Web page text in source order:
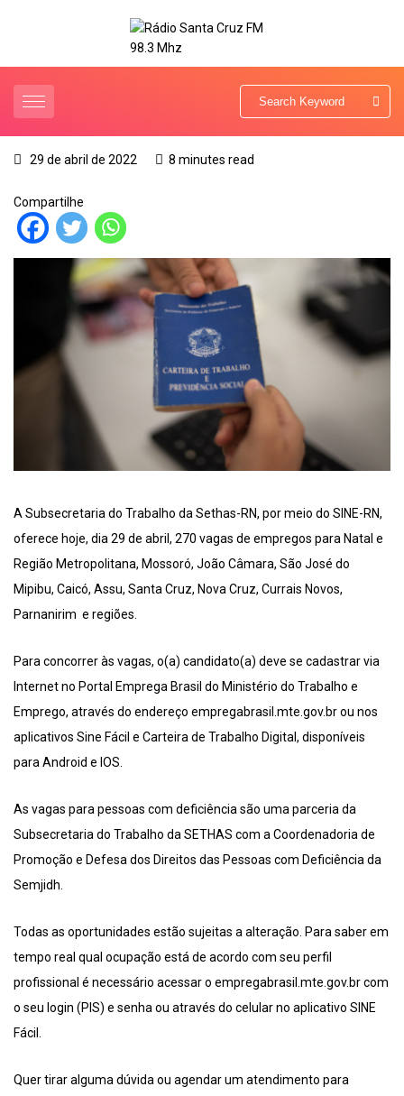
29 de abril de 2022 8 minutes read
Compartilhe
A Subsecretaria do Trabalho da Sethas-RN, por meio do SINE-RN,
oferece hoje, dia 29 de abril, 270 vagas de empregos para Natal e
Região Metropolitana, Mossoró, João Câmara, São José do
Mipibu, Caicó, Assu, Santa Cruz, Nova Cruz, Currais Novos,
Parnanirim e regiões.
Para concorrer às vagas, o(a) candidato(a) deve se cadastrar via
Internet no Portal Emprega Brasil do Ministério do Trabalho e
Emprego, através do endereço empregabrasil.mte.gov.br ou nos
aplicativos Sine Fácil e Carteira de Trabalho Digital, disponíveis
para Android e IOS.
As vagas para pessoas com deficiência são uma parceria da
Subsecretaria do Trabalho da SETHAS com a Coordenadoria de
Promoção e Defesa dos Direitos das Pessoas com Deficiência da
Semjidh.
Todas as oportunidades estão sujeitas a alteração. Para saber em
tempo real qual ocupação está de acordo com seu perfil
profissional é necessário acessar o empregabrasil.mte.gov.br com
o seu login (PIS) e senha ou através do celular no aplicativo SINE
Fácil.
Quer tirar alguma dúvida ou agendar um atendimento para